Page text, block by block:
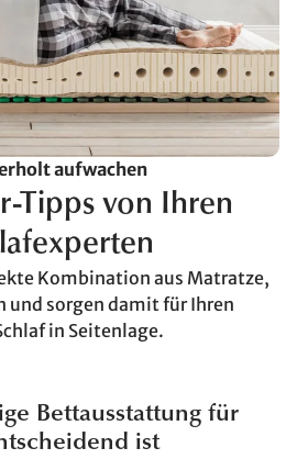
aufwachen
Tipps von Ihren
Kombination aus Matratze,
und sorgen damit für Ihren
in Seitenlage.
Bettausstattung für
ist